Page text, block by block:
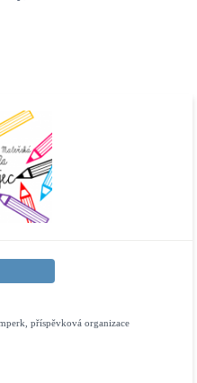
příspěvková organizace